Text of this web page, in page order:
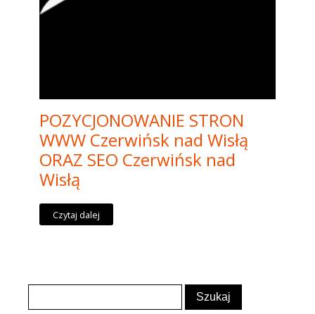
POZYCJONOWANIE STRON
WWW Czerwińsk nad Wisłą
ORAZ SEO Czerwińsk nad
Wisłą
Czytaj dalej